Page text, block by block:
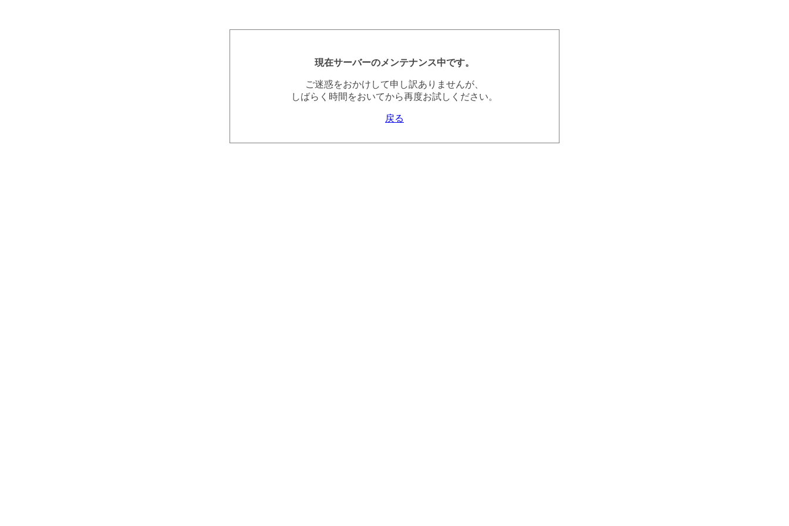
現在サーバーのメンテナンス中です。
ご迷惑をおかけして申し訳ありませんが、
しばらく時間をおいてから再度お試しください。
戻る